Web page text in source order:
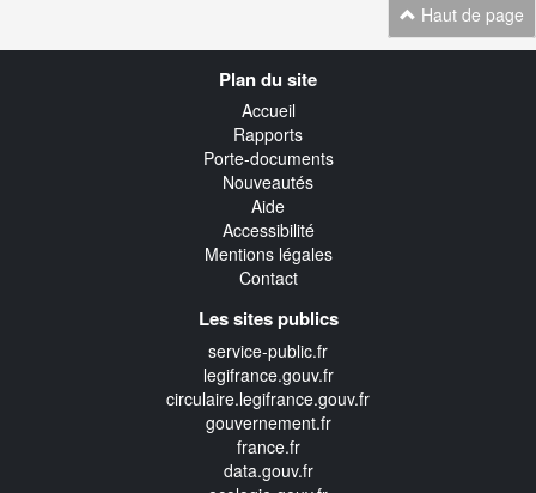
Haut de page
Plan du site
Accueil
Rapports
Porte-documents
Nouveautés
Aide
Accessibilité
Mentions légales
Contact
Les sites publics
service-public.fr
legifrance.gouv.fr
circulaire.legifrance.gouv.fr
gouvernement.fr
france.fr
data.gouv.fr